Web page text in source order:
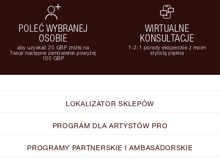
POLEĆ WYBRANEJ
OSOBIE
aby uzyskać 20 GBP zniżki na
Twoje następne zamówienie powyżej
100 GBP
WIRTUALNE
KONSULTACJE
1-2-1 porady eksperckie z moim
stylistą piękna
LOKALIZATOR SKLEPÓW
PROGRAM DLA ARTYSTÓW PRO
PROGRAMY PARTNERSKIE I AMBASADORSKIE